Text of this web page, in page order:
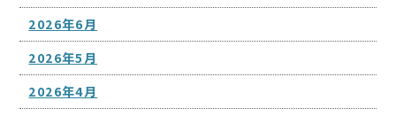
2026年6月
2026年5月
2026年4月